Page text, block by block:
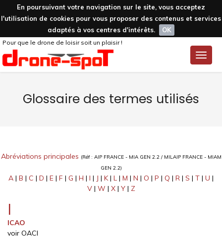
En poursuivant votre navigation sur le site, vous acceptez
l'utilisation de cookies pour vous proposer des contenus et services
adaptés à vos centres d'intérêts.
OK
Toggle
Pour que le drone de loisir soit un plaisir !
Glossaire des termes utilisés
Abréviations principales (Réf : AIP FRANCE - MIA GEN 2.2 / MILAIP FRANCE - MIAM
GEN 2.2)
A | B | C | D | E | F | G | H | I | J | K| L | M | N | O | P | Q | R | S | T | U |
V| W | X| Y| Z
I
ICAO
voir OACI